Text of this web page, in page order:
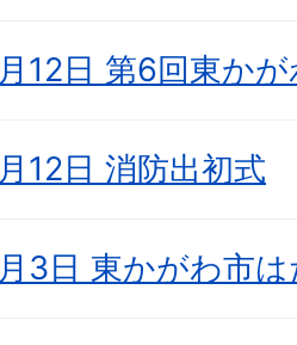
12日 第6回東か
12日 消防出初式
3日 東かがわ市